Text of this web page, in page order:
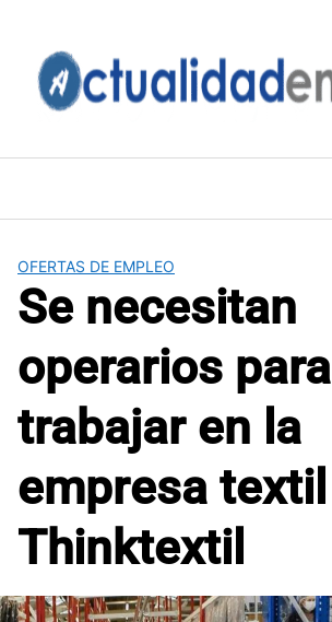
contenido
OFERTAS DE EMPLEO
Se necesitan
operarios para
trabajar en la
empresa textil
Thinktextil